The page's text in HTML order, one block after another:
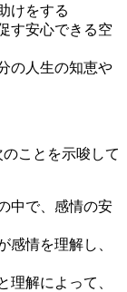
けをする
す安心できる空
の人生の知恵や
ことを示唆して
中で、感情の安
情を理解し、
解によって、